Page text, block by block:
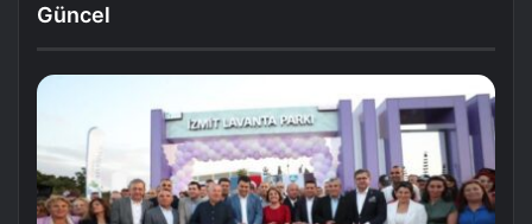
Güncel